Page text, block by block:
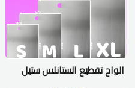
الواح تقطيع الستانلس ستيل